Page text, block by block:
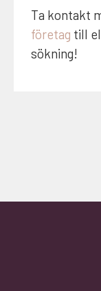
Ta kontakt
företag till
sökning!